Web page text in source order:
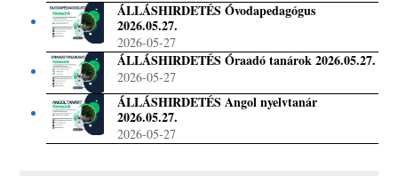
ÁLLÁSHIRDETÉS Óvodapedagógus
2026.05.27.
2026-05-27
ÁLLÁSHIRDETÉS Óraadó tanárok 2026.05.27.
2026-05-27
ÁLLÁSHIRDETÉS Angol nyelvtanár
2026.05.27.
2026-05-27